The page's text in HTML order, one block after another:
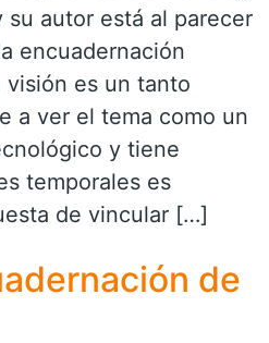
su autor está al parecer
encuadernación
visión es un tanto
a ver el tema como un
y tiene
temporales es
de vincular […]
de